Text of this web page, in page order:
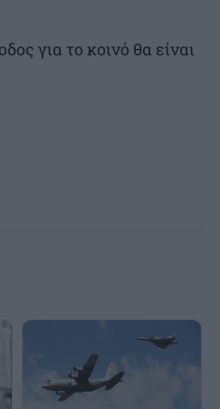
για το κοινό θα είναι